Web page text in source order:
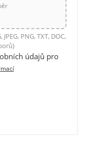
PNG, TXT, DOC,
údajů pro